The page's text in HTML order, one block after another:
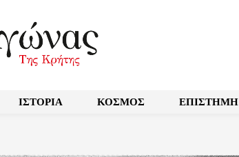
ΙΣΤΟΡΙΑ ΚΟΣΜΟΣ ΕΠΙΣΤΗΜΗ